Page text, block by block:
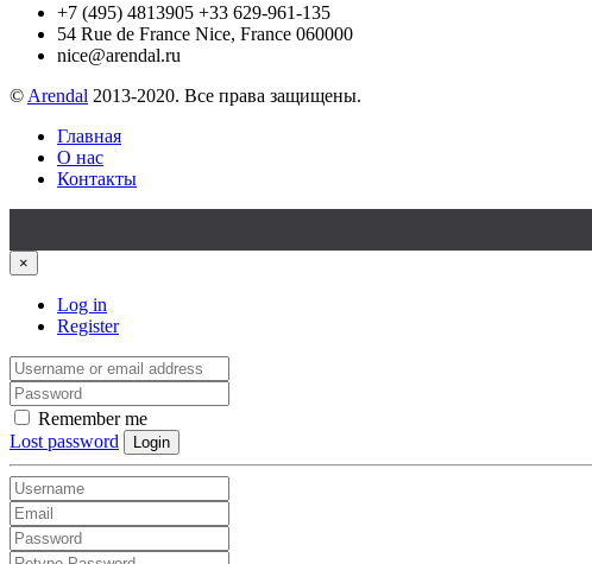
+7 (495) 4813905 +33 629-961-135
54 Rue de France Nice, France 060000
nice@arendal.ru
© Arendal 2013-2020. Все права защищены.
Главная
О нас
Контакты
×
Log in
Register
Remember me
Lost password
Login